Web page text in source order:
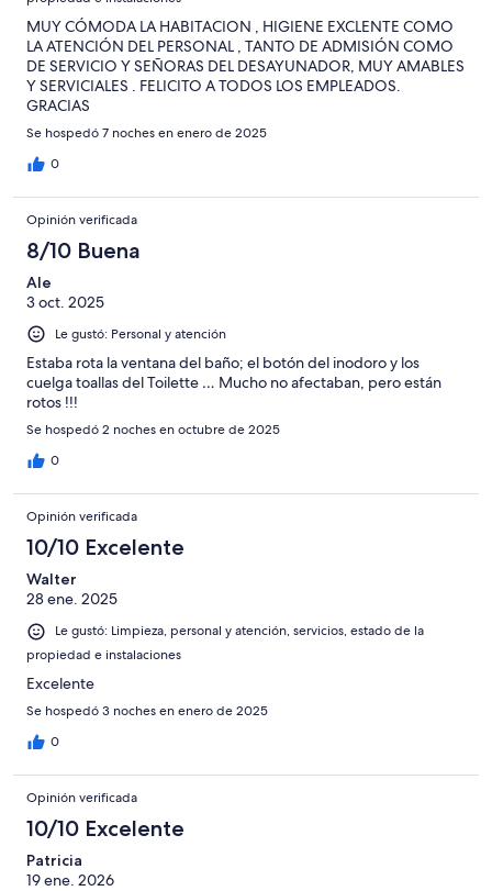
MUY CÓMODA LA HABITACION , HIGIENE EXCLENTE COMO
LA ATENCIÓN DEL PERSONAL , TANTO DE ADMISIÓN COMO
DE SERVICIO Y SEÑORAS DEL DESAYUNADOR, MUY AMABLES
Y SERVICIALES . FELICITO A TODOS LOS EMPLEADOS.
GRACIAS
Se hospedó 7 noches en enero de 2025
0
Opinión verificada
8/10 Buena
Ale
3 oct. 2025
Le gustó: Personal y atención
Estaba rota la ventana del baño; el botón del inodoro y los
cuelga toallas del Toilette … Mucho no afectaban, pero están
rotos !!!
Se hospedó 2 noches en octubre de 2025
0
Opinión verificada
10/10 Excelente
Walter
28 ene. 2025
Le gustó: Limpieza, personal y atención, servicios, estado de la
propiedad e instalaciones
Excelente
Se hospedó 3 noches en enero de 2025
0
Opinión verificada
10/10 Excelente
Patricia
19 ene. 2026